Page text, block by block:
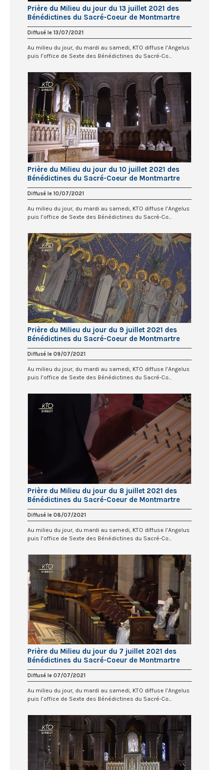
Prière du Milieu du jour du 13 juillet 2021 des
Bénédictines du Sacré-Coeur de Montmartre
Diffusé le 13/07/2021
Au milieu du jour, du mardi au samedi, KTO diffuse l’Angelus
puis l’office de Sexte des Bénédictines du Sacré-Co...
Prière du Milieu du jour du 10 juillet 2021 des
Bénédictines du Sacré-Coeur de Montmartre
Diffusé le 10/07/2021
Au milieu du jour, du mardi au samedi, KTO diffuse l’Angelus
puis l’office de Sexte des Bénédictines du Sacré-Co...
Prière du Milieu du jour du 9 juillet 2021 des
Bénédictines du Sacré-Coeur de Montmartre
Diffusé le 09/07/2021
Au milieu du jour, du mardi au samedi, KTO diffuse l’Angelus
puis l’office de Sexte des Bénédictines du Sacré-Co...
Prière du Milieu du jour du 8 juillet 2021 des
Bénédictines du Sacré-Coeur de Montmartre
Diffusé le 08/07/2021
Au milieu du jour, du mardi au samedi, KTO diffuse l’Angelus
puis l’office de Sexte des Bénédictines du Sacré-Co...
Prière du Milieu du jour du 7 juillet 2021 des
Bénédictines du Sacré-Coeur de Montmartre
Diffusé le 07/07/2021
Au milieu du jour, du mardi au samedi, KTO diffuse l’Angelus
puis l’office de Sexte des Bénédictines du Sacré-Co...